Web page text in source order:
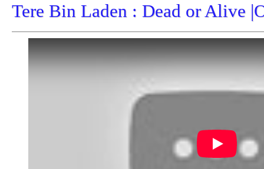
Tere Bin Laden : Dead or Alive